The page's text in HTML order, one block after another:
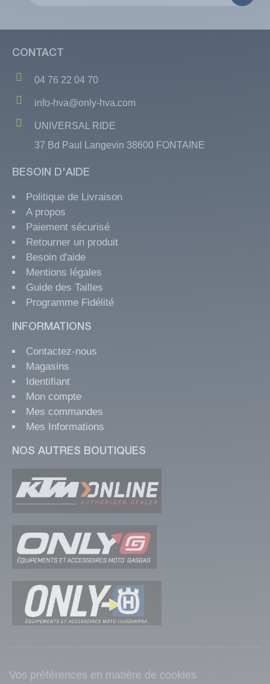
CONTACT
04 76 22 04 70
info-hva@only-hva.com
UNIVERSAL RIDE
37 Bd Paul Langevin 38600 FONTAINE
BESOIN D'AIDE
Politique de Livraison
A propos
Paiement sécurisé
Retourner un produit
Besoin d'aide
Mentions légales
Guide des Tailles
Programme Fidélité
INFORMATIONS
Contactez-nous
Magasins
Identifiant
Mon compte
Mes commandes
Mes Informations
NOS AUTRES BOUTIQUES
Vos préférences en matière de cookies